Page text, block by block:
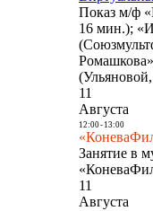
Показ м/ф
16 мин.);
11
Августа
12:00- 13:00
Занятие в
11
Августа